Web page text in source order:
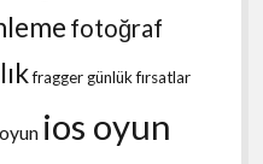
fotoğraf
fraggergünlük fırsatlar
ios oyun